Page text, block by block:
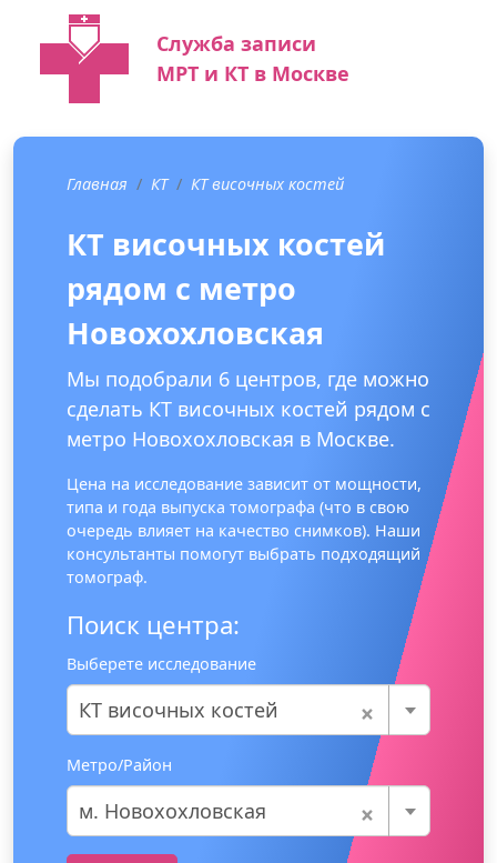
Служба записи
МРТ и КТ в Москве
Главная КТ КТ височных костей
КТ височных костей
рядом с метро
Новохохловская
Мы подобрали 6 центров, где можно
сделать КТ височных костей рядом с
метро Новохохловская в Москве.
Цена на исследование зависит от мощности,
типа и года выпуска томографа (что в свою
очередь влияет на качество снимков). Наши
консультанты помогут выбрать подходящий
томограф.
Поиск центра:
Выберете исследование
×
КТ височных костей
Метро/Район
×
м. Новохохловская